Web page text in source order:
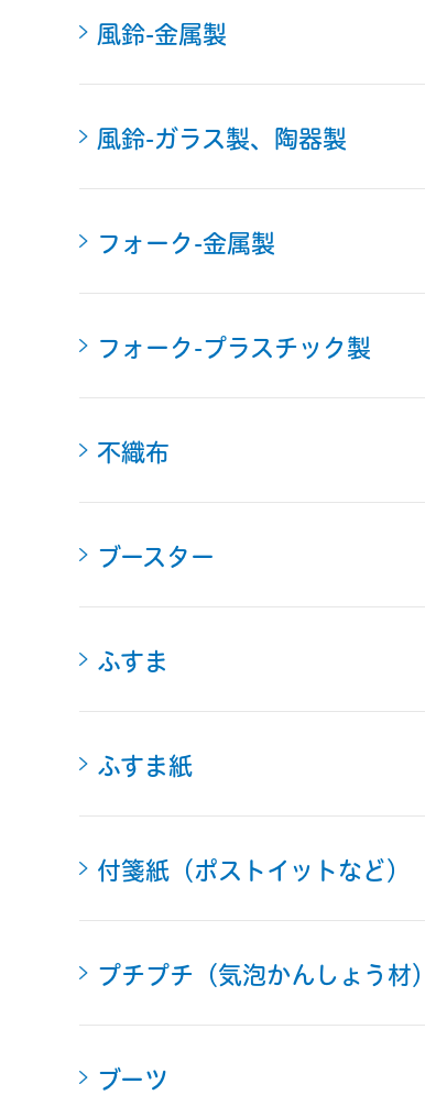
風鈴-金属製
風鈴-ガラス製、陶器製
フォーク-金属製
フォーク-プラスチック製
不織布
ブースター
ふすま
ふすま紙
付箋紙（ポストイットなど）
プチプチ（気泡かんしょう材）
ブーツ